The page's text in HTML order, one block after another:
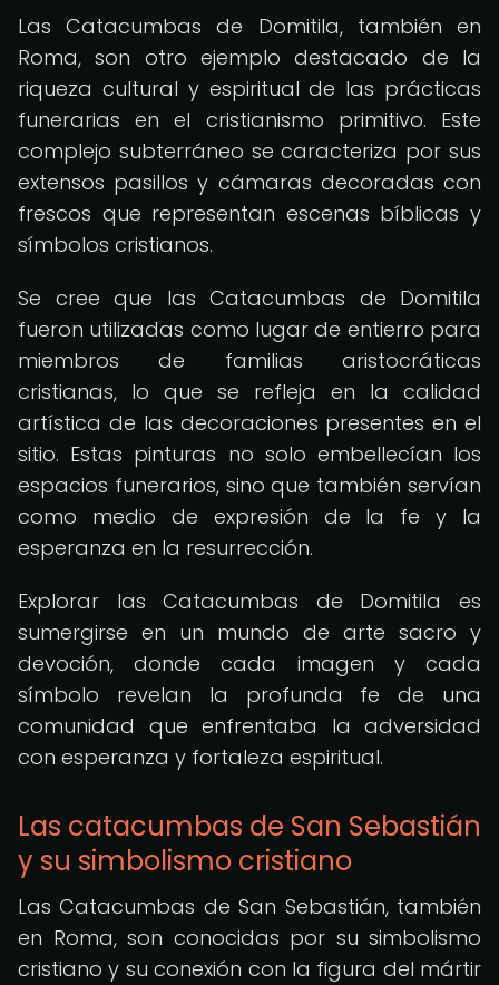
Las Catacumbas de Domitila, también en
Roma, son otro ejemplo destacado de la
riqueza cultural y espiritual de las prácticas
funerarias en el cristianismo primitivo. Este
complejo subterráneo se caracteriza por sus
extensos pasillos y cámaras decoradas con
frescos que representan escenas bíblicas y
símbolos cristianos.
Se cree que las Catacumbas de Domitila
fueron utilizadas como lugar de entierro para
miembros de familias aristocráticas
cristianas, lo que se refleja en la calidad
artística de las decoraciones presentes en el
sitio. Estas pinturas no solo embellecían los
espacios funerarios, sino que también servían
como medio de expresión de la fe y la
esperanza en la resurrección.
Explorar las Catacumbas de Domitila es
sumergirse en un mundo de arte sacro y
devoción, donde cada imagen y cada
símbolo revelan la profunda fe de una
comunidad que enfrentaba la adversidad
con esperanza y fortaleza espiritual.
Las catacumbas de San Sebastián
y su simbolismo cristiano
Las Catacumbas de San Sebastián, también
en Roma, son conocidas por su simbolismo
cristiano y su conexión con la figura del mártir